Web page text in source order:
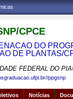
CPCE
DO
DE PLANTAS/
FEDERAL DO
ppgsnp
Notícias